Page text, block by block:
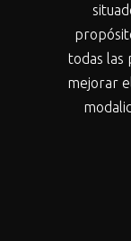
todas las
mejorar